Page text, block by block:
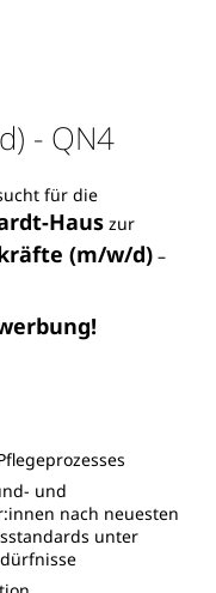
- QN4
für die
Hauszur
(m/w/d)–
und
nach neuesten
unter